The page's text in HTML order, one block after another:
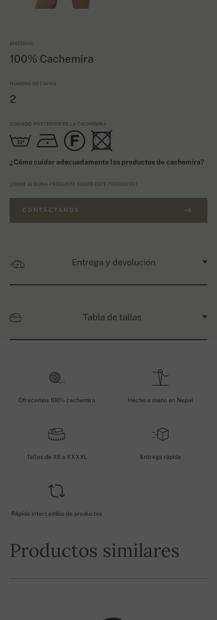
MATERIAL
100% Cachemira
NÚMERO DE CAPAS
2
CUIDADO POSTERIOR DE LA CACHEMIRA
¿Cómo cuidar adecuadamente los productos de cachemira?
¿TIENE ALGUNA PREGUNTA SOBRE ESTE PRODUCTO?
CONTÁCTANOS
Entrega y devolución
Tabla de tallas
Ofrecemos 100% cachemira Hecho a mano en Nepal
Tallas de XS a XXXXL Entrega rápida
Rápido intercambio de productos
Productos similares